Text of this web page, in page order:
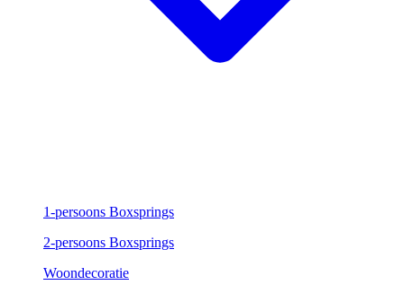
1-persoons Boxsprings
2-persoons Boxsprings
Woondecoratie